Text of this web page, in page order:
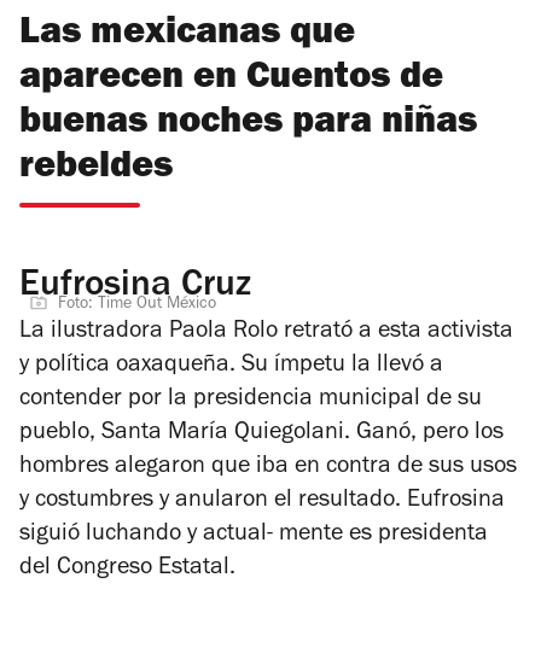
Las mexicanas que
aparecen en Cuentos de
buenas noches para niñas
rebeldes
Eufrosina Cruz
Foto: Time Out México
La ilustradora Paola Rolo retrató a esta activista
y política oaxaqueña. Su ímpetu la llevó a
contender por la presidencia municipal de su
pueblo, Santa María Quiegolani. Ganó, pero los
hombres alegaron que iba en contra de sus usos
y costumbres y anularon el resultado. Eufrosina
siguió luchando y actual- mente es presidenta
del Congreso Estatal.